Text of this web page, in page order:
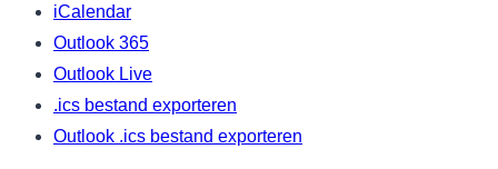
iCalendar
Outlook 365
Outlook Live
.ics bestand exporteren
Outlook .ics bestand exporteren